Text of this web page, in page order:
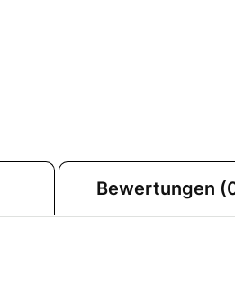
Bewertungen